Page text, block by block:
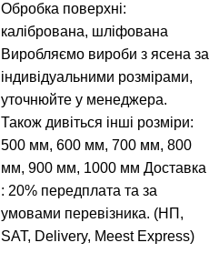
Обробка поверхні:
калібрована, шліфована
Виробляємо вироби з ясена за
індивідуальними розмірами,
уточнюйте у менеджера.
Також дивіться інші розміри:
500 мм, 600 мм, 700 мм, 800
мм, 900 мм, 1000 мм Доставка
: 20% передплата та за
умовами перевізника. (НП,
SAT, Delivery, Meest Express)